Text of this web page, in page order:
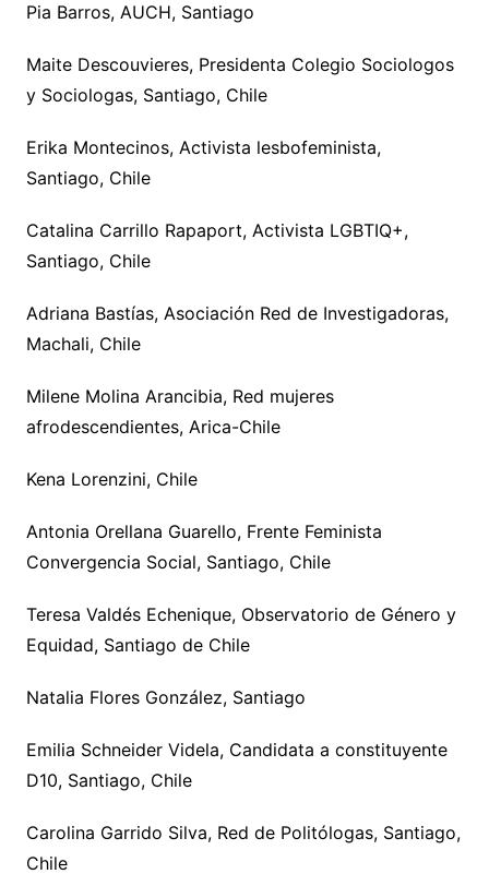
Pia Barros, AUCH, Santiago
Maite Descouvieres, Presidenta Colegio Sociologos
y Sociologas, Santiago, Chile
Erika Montecinos, Activista lesbofeminista,
Santiago, Chile
Catalina Carrillo Rapaport, Activista LGBTIQ+,
Santiago, Chile
Adriana Bastías, Asociación Red de Investigadoras,
Machali, Chile
Milene Molina Arancibia, Red mujeres
afrodescendientes, Arica-Chile
Kena Lorenzini, Chile
Antonia Orellana Guarello, Frente Feminista
Convergencia Social, Santiago, Chile
Teresa Valdés Echenique, Observatorio de Género y
Equidad, Santiago de Chile
Natalia Flores González, Santiago
Emilia Schneider Videla, Candidata a constituyente
D10, Santiago, Chile
Carolina Garrido Silva, Red de Politólogas, Santiago,
Chile